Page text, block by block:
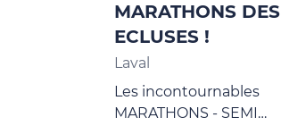
MARATHONS DES
ECLUSES !
Laval
Les incontournables
MARATHONS - SEMI